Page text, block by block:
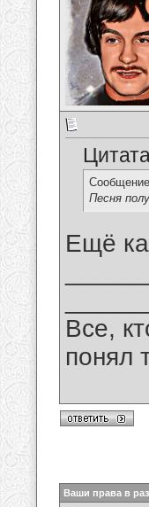
Песня
Ещё
Все,
понял
Ваши права в